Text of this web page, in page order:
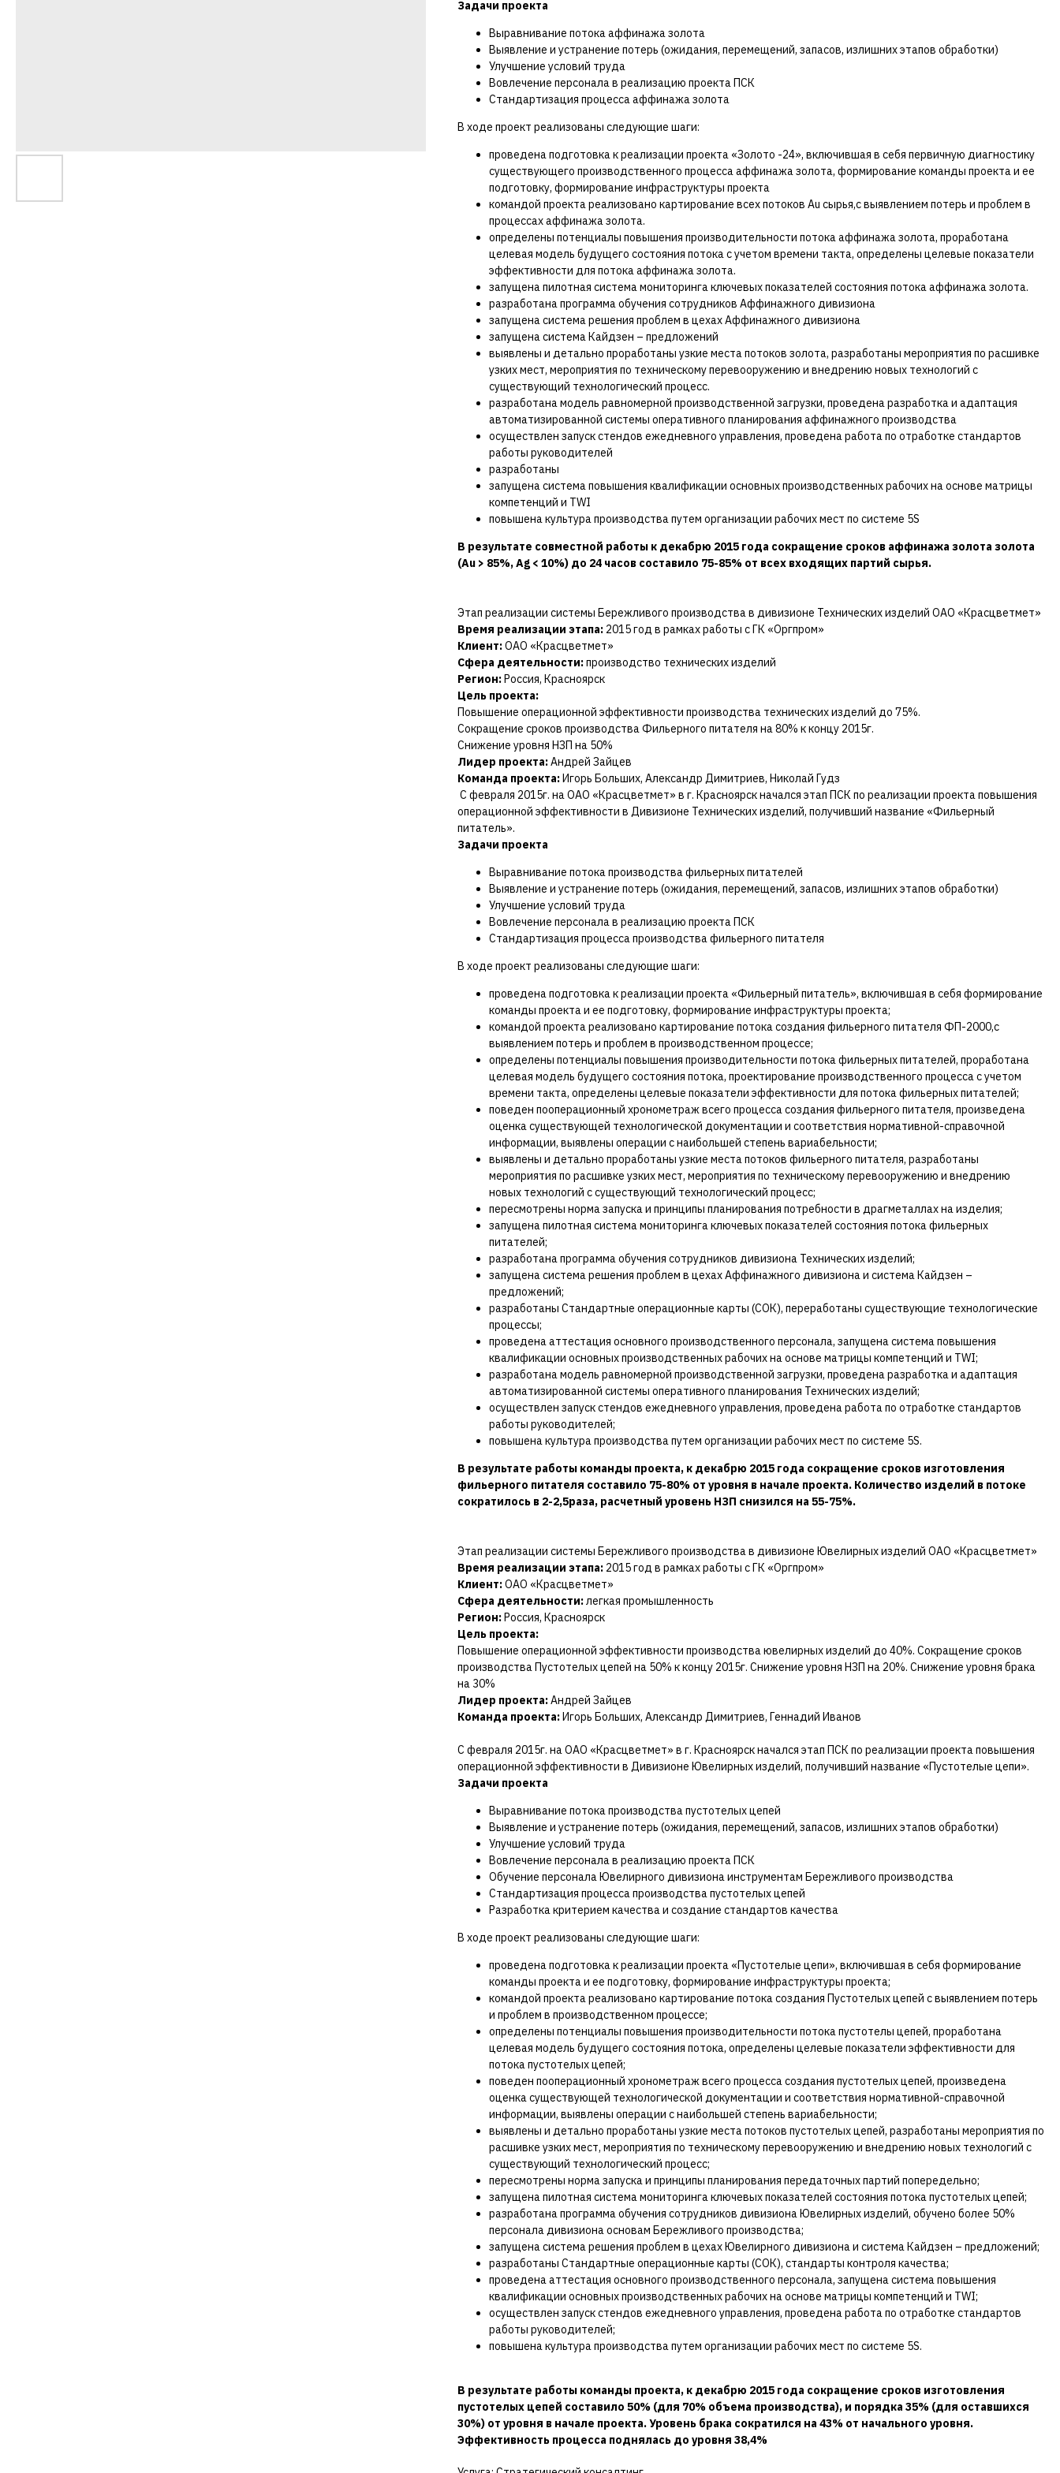
Задачи проекта
Выравнивание потока аффинажа золота
Выявление и устранение потерь (ожидания, перемещений, запасов, излишних этапов обработки)
Улучшение условий труда
Вовлечение персонала в реализацию проекта ПСК
Стандартизация процесса аффинажа золота
В ходе проект реализованы следующие шаги:
проведена подготовка к реализации проекта «Золото -24», включившая в себя первичную диагностику
существующего производственного процесса аффинажа золота, формирование команды проекта и ее
подготовку, формирование инфраструктуры проекта
командой проекта реализовано картирование всех потоков Au сырья,с выявлением потерь и проблем в
процессах аффинажа золота.
определены потенциалы повышения производительности потока аффинажа золота, проработана
целевая модель будущего состояния потока с учетом времени такта, определены целевые показатели
эффективности для потока аффинажа золота.
запущена пилотная система мониторинга ключевых показателей состояния потока аффинажа золота.
разработана программа обучения сотрудников Аффинажного дивизиона
запущена система решения проблем в цехах Аффинажного дивизиона
запущена система Кайдзен – предложений
выявлены и детально проработаны узкие места потоков золота, разработаны мероприятия по расшивке
узких мест, мероприятия по техническому перевооружению и внедрению новых технологий с
существующий технологический процесс.
разработана модель равномерной производственной загрузки, проведена разработка и адаптация
автоматизированной системы оперативного планирования аффинажного производства
осуществлен запуск стендов ежедневного управления, проведена работа по отработке стандартов
работы руководителей
разработаны
запущена система повышения квалификации основных производственных рабочих на основе матрицы
компетенций и TWI
повышена культура производства путем организации рабочих мест по системе 5S
В результате совместной работы к декабрю 2015 года сокращение сроков аффинажа золота золота
(Au > 85%, Ag < 10%) до 24 часов составило 75-85% от всех входящих партий сырья.
Этап реализации системы Бережливого производства в дивизионе Технических изделий ОАО «Красцветмет»
Время реализации этапа: 2015 год в рамках работы с ГК «Оргпром»
Клиент:ОАО «Красцветмет»
Сфера деятельности:производство технических изделий
Регион:Россия, Красноярск
Цель проекта:
Повышение операционной эффективности производства технических изделий до 75%.
Сокращение сроков производства Фильерного питателя на 80% к концу 2015г.
Снижение уровня НЗП на 50%
Лидер проекта:Андрей Зайцев
Команда проекта:Игорь Больших, Александр Димитриев, Николай Гудз
С февраля 2015г. на ОАО «Красцветмет» в г. Красноярск начался этап ПСК по реализации проекта повышения
операционной эффективности в Дивизионе Технических изделий, получивший название «Фильерный
питатель».
Задачи проекта
Выравнивание потока производства фильерных питателей
Выявление и устранение потерь (ожидания, перемещений, запасов, излишних этапов обработки)
Улучшение условий труда
Вовлечение персонала в реализацию проекта ПСК
Стандартизация процесса производства фильерного питателя
В ходе проект реализованы следующие шаги:
проведена подготовка к реализации проекта «Фильерный питатель», включившая в себя формирование
команды проекта и ее подготовку, формирование инфраструктуры проекта;
командой проекта реализовано картирование потока создания фильерного питателя ФП-2000,с
выявлением потерь и проблем в производственном процессе;
определены потенциалы повышения производительности потока фильерных питателей, проработана
целевая модель будущего состояния потока, проектирование производственного процесса с учетом
времени такта, определены целевые показатели эффективности для потока фильерных питателей;
поведен пооперационный хронометраж всего процесса создания фильерного питателя, произведена
оценка существующей технологической документации и соответствия нормативной-справочной
информации, выявлены операции с наибольшей степень вариабельности;
выявлены и детально проработаны узкие места потоков фильерного питателя, разработаны
мероприятия по расшивке узких мест, мероприятия по техническому перевооружению и внедрению
новых технологий с существующий технологический процесс;
пересмотрены норма запуска и принципы планирования потребности в драгметаллах на изделия;
запущена пилотная система мониторинга ключевых показателей состояния потока фильерных
питателей;
разработана программа обучения сотрудников дивизиона Технических изделий;
запущена система решения проблем в цехах Аффинажного дивизиона и система Кайдзен –
предложений;
разработаны Стандартные операционные карты (СОК), переработаны существующие технологические
процессы;
проведена аттестация основного производственного персонала, запущена система повышения
квалификации основных производственных рабочих на основе матрицы компетенций и TWI;
разработана модель равномерной производственной загрузки, проведена разработка и адаптация
автоматизированной системы оперативного планирования Технических изделий;
осуществлен запуск стендов ежедневного управления, проведена работа по отработке стандартов
работы руководителей;
повышена культура производства путем организации рабочих мест по системе 5S.
В результате работы команды проекта, к декабрю 2015 года сокращение сроков изготовления
фильерного питателя составило 75-80% от уровня в начале проекта. Количество изделий в потоке
сократилось в 2-2,5раза, расчетный уровень НЗП снизился на 55-75%.
Этап реализации системы Бережливого производства в дивизионе Ювелирных изделий ОАО «Красцветмет»
Время реализации этапа: 2015 год в рамках работы с ГК «Оргпром»
Клиент:ОАО «Красцветмет»
Сфера деятельности:легкая промышленность
Регион:Россия, Красноярск
Цель проекта:
Повышение операционной эффективности производства ювелирных изделий до 40%. Сокращение сроков
производства Пустотелых цепей на 50% к концу 2015г. Снижение уровня НЗП на 20%. Снижение уровня брака
на 30%
Лидер проекта:Андрей Зайцев
Команда проекта:Игорь Больших, Александр Димитриев, Геннадий Иванов
С февраля 2015г. на ОАО «Красцветмет» в г. Красноярск начался этап ПСК по реализации проекта повышения
операционной эффективности в Дивизионе Ювелирных изделий, получивший название «Пустотелые цепи».
Задачи проекта
Выравнивание потока производства пустотелых цепей
Выявление и устранение потерь (ожидания, перемещений, запасов, излишних этапов обработки)
Улучшение условий труда
Вовлечение персонала в реализацию проекта ПСК
Обучение персонала Ювелирного дивизиона инструментам Бережливого производства
Стандартизация процесса производства пустотелых цепей
Разработка критерием качества и создание стандартов качества
В ходе проект реализованы следующие шаги:
проведена подготовка к реализации проекта «Пустотелые цепи», включившая в себя формирование
команды проекта и ее подготовку, формирование инфраструктуры проекта;
командой проекта реализовано картирование потока создания Пустотелых цепей с выявлением потерь
и проблем в производственном процессе;
определены потенциалы повышения производительности потока пустотелы цепей, проработана
целевая модель будущего состояния потока, определены целевые показатели эффективности для
потока пустотелых цепей;
поведен пооперационный хронометраж всего процесса создания пустотелых цепей, произведена
оценка существующей технологической документации и соответствия нормативной-справочной
информации, выявлены операции с наибольшей степень вариабельности;
выявлены и детально проработаны узкие места потоков пустотелых цепей, разработаны мероприятия по
расшивке узких мест, мероприятия по техническому перевооружению и внедрению новых технологий с
существующий технологический процесс;
пересмотрены норма запуска и принципы планирования передаточных партий попередельно;
запущена пилотная система мониторинга ключевых показателей состояния потока пустотелых цепей;
разработана программа обучения сотрудников дивизиона Ювелирных изделий, обучено более 50%
персонала дивизиона основам Бережливого производства;
запущена система решения проблем в цехах Ювелирного дивизиона и система Кайдзен – предложений;
разработаны Стандартные операционные карты (СОК), стандарты контроля качества;
проведена аттестация основного производственного персонала, запущена система повышения
квалификации основных производственных рабочих на основе матрицы компетенций и TWI;
осуществлен запуск стендов ежедневного управления, проведена работа по отработке стандартов
работы руководителей;
повышена культура производства путем организации рабочих мест по системе 5S.
В результате работы команды проекта, к декабрю 2015 года сокращение сроков изготовления
пустотелых цепей составило 50% (для 70% объема производства), и порядка 35% (для оставшихся
30%) от уровня в начале проекта. Уровень брака сократился на 43% от начального уровня.
Эффективность процесса поднялась до уровня 38,4%